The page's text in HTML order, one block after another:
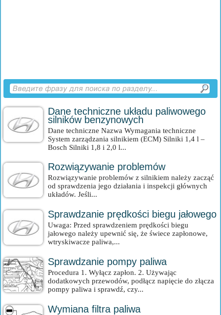
Dane techniczne układu paliwowego
silników benzynowych
Dane techniczne Nazwa Wymagania techniczne
System zarządzania silnikiem (ECM) Silniki 1,4 l –
Bosch Silniki 1,8 i 2,0 l...
Rozwiązywanie problemów
Rozwiązywanie problemów z silnikiem należy zacząć
od sprawdzenia jego działania i inspekcji głównych
układów. Jeśli...
Sprawdzanie prędkości biegu jałowego
Uwaga: Przed sprawdzeniem prędkości biegu
jałowego należy upewnić się, że świece zapłonowe,
wtryskiwacze paliwa,...
Sprawdzanie pompy paliwa
Procedura 1. Wyłącz zapłon. 2. Używając
dodatkowych przewodów, podłącz napięcie do złącza
pompy paliwa i sprawdź, czy...
Wymiana filtra paliwa